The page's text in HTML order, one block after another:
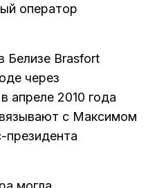
оператор
Белизе Brasfort
через
апреле 2010 года
с Максимом
президента